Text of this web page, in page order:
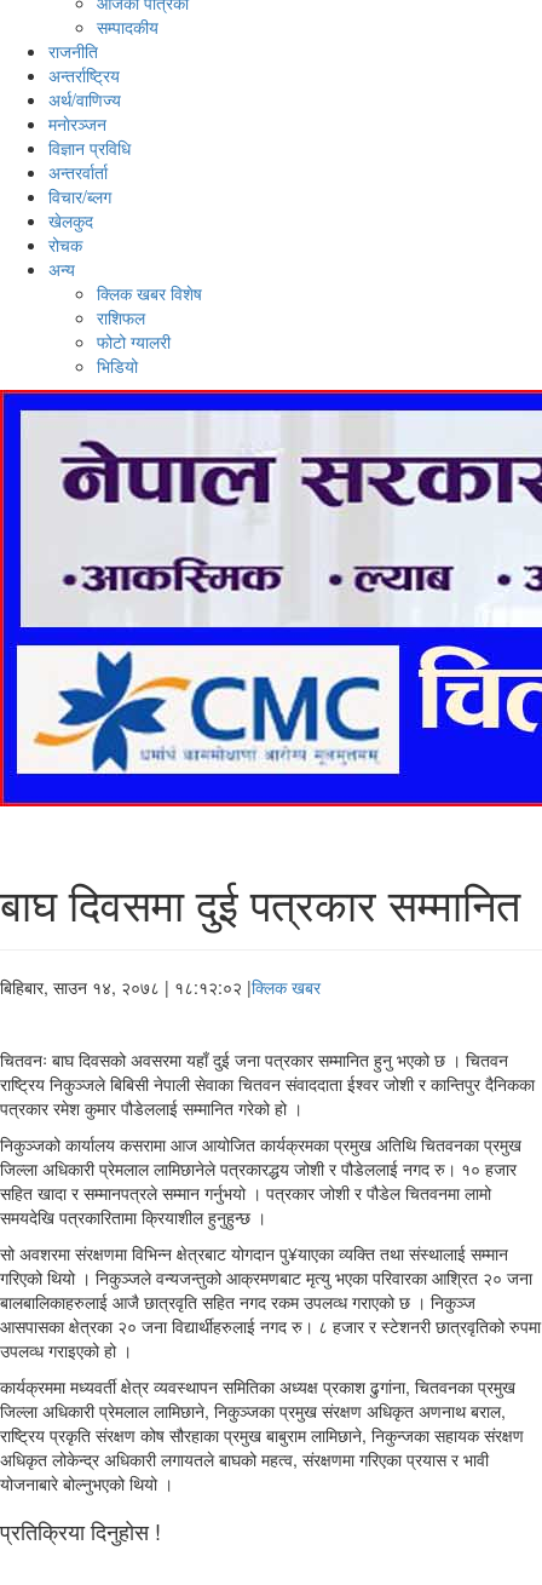
सम्पादकीय
राजनीति
अन्तर्राष्ट्रिय
अर्थ/वाणिज्य
मनाेरञ्जन
विज्ञान प्रविधि
अन्तरर्वार्ता
विचार/ब्लग
खेलकुद
रोचक
अन्य
क्लिक खबर विशेष
राशिफल
फोटो ग्यालरी
भिडियो
बाघ दिवसमा दुई पत्रकार सम्मानित
बिहिबार, साउन १४, २०७८ | १८:१२:०२ |क्लिक खबर
चितवनः बाघ दिवसको अवसरमा यहाँ दुई जना पत्रकार सम्मानित हुनु भएको छ । चितवन
राष्ट्रिय निकुञ्जले बिबिसी नेपाली सेवाका चितवन संवाददाता ईश्वर जोशी र कान्तिपुर दैनिकका
पत्रकार रमेश कुमार पौडेललाई सम्मानित गरेको हो ।
निकुञ्जको कार्यालय कसरामा आज आयोजित कार्यक्रमका प्रमुख अतिथि चितवनका प्रमुख
जिल्ला अधिकारी प्रेमलाल लामिछानेले पत्रकारद्धय जोशी र पौडेललाई नगद रु। १० हजार
सहित खादा र सम्मानपत्रले सम्मान गर्नुभयो । पत्रकार जोशी र पौडेल चितवनमा लामो
समयदेखि पत्रकारितामा क्रियाशील हुनुहुन्छ ।
सो अवशरमा संरक्षणमा विभिन्न क्षेत्रबाट योगदान पु¥याएका व्यक्ति तथा संस्थालाई सम्मान
गरिएको थियो । निकुञ्जले वन्यजन्तुको आक्रमणबाट मृत्यु भएका परिवारका आश्रित २० जना
बालबालिकाहरुलाई आजै छात्रवृति सहित नगद रकम उपलव्ध गराएको छ । निकुञ्ज
आसपासका क्षेत्रका २० जना विद्यार्थीहरुलाई नगद रु। ८ हजार र स्टेशनरी छात्रवृतिको रुपमा
उपलव्ध गराइएको हो ।
कार्यक्रममा मध्यवर्ती क्षेत्र व्यवस्थापन समितिका अध्यक्ष प्रकाश ढुगांना, चितवनका प्रमुख
जिल्ला अधिकारी प्रेमलाल लामिछाने, निकुञ्जका प्रमुख संरक्षण अधिकृत अणनाथ बराल,
राष्ट्रिय प्रकृति संरक्षण कोष सौरहाका प्रमुख बाबुराम लामिछाने, निकुन्जका सहायक संरक्षण
अधिकृत लोकेन्द्र अधिकारी लगायतले बाघको महत्व, संरक्षणमा गरिएका प्रयास र भावी
योजनाबारे बोल्नुभएको थियो ।
प्रतिक्रिया दिनुहोस !